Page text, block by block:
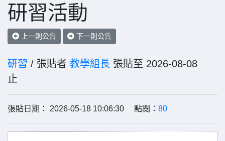
研習活動
上一則公告 下一則公告
研習 / 張貼者 教學組長 張貼至 2026-08-08
止
張貼日期： 2026-05-18 10:06:30 點閱： 80